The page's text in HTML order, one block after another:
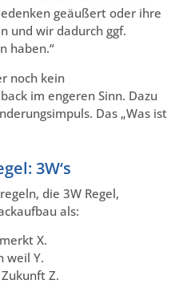
geäußert oder ihre
und wir dadurch ggf.
haben.“
noch kein
im engeren Sinn. Dazu
Das „Was ist
3W‘s
die 3W Regel,
als:
X.
weil Y.
Z.